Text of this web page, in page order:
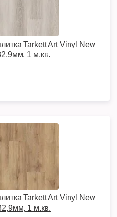
Tarkett Art Vinyl New
1 м.кв.
Tarkett Art Vinyl New
1 м.кв.